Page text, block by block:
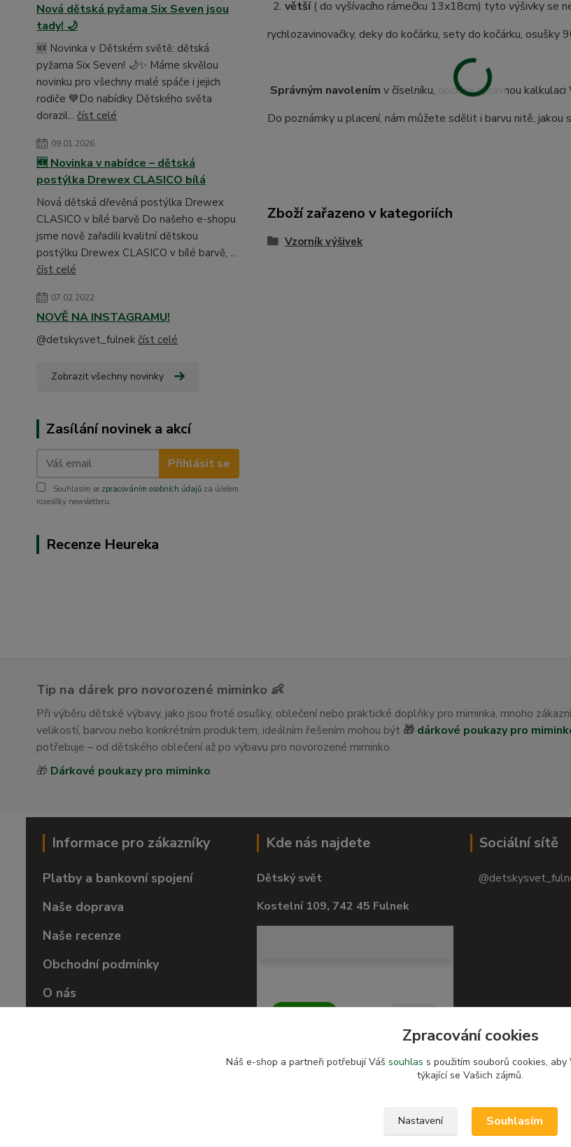
Nová dětská pyžama Six Seven jsou
tady! 🌙
🆕 Novinka v Dětském světě: dětská
pyžama Six Seven! 🌙✨ Máme skvělou
novinku pro všechny malé spáče i jejich
rodiče 💙Do nabídky Dětského světa
dorazil... číst celé
09.01.2026
🆕 Novinka v nabídce – dětská
postýlka Drewex CLASICO bílá
Nová dětská dřevěná postýlka Drewex
CLASICO v bílé barvě Do našeho e-shopu
jsme nově zařadili kvalitní dětskou
postýlku Drewex CLASICO v bílé barvě, ...
číst celé
07.02.2022
NOVĚ NA INSTAGRAMU!
@detskysvet_fulnek číst celé
Zobrazit všechny novinky
Zasílání novinek a akcí
Přihlásit se
Souhlasím se zpracováním osobních údajů za účelem
rozesílky newsletteru.
Recenze Heureka
2. větší( do vyšívacího rámečku 13x18cm) tyto výšivky se
rychlozavinovačky, deky do kočárku, sety do kočárku, osušky
Správným navolením v číselníku, docílíte správnou kalkulaci
Do poznámky u placení, nám můžete sdělit i barvu nitě, jakou
Zboží zařazeno v kategoriích
Vzorník výšivek
Tip na dárek pro novorozené miminko 👶
Při výběru dětské výbavy, jako jsou froté osušky, oblečení nebo praktické doplňky pro miminka, mnoho
velikostí, barvou nebo konkrétním produktem, ideálním řešením mohou být 🎁 dárkové poukazy pro
potřebuje – od dětského oblečení až po výbavu pro novorozené miminko.
🎁 Dárkové poukazy pro miminko
Informace pro zákazníky
Platby a bankovní spojení
Naše doprava
Naše recenze
Obchodní podmínky
O nás
Kde nás najdete
Dětský svět
Kostelní 109, 742 45 Fulnek
Sociální sítě
Zpracování cookies
Náš e-shop a partneři potřebují Váš souhlas s použitím souborů cookies,
týkající se Vašich zájmů.
Nastavení Souhlasím